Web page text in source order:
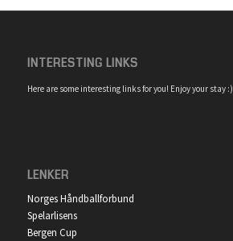
INTERESTING LINKS
Here are some interesting links for you! Enjoy your stay :)
LENKER
Norges Håndballforbund
Spelarlisens
Bergen Cup